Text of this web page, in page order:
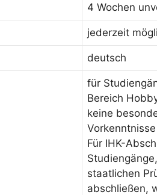
4 Wochen
jederzeit
deutsch
für
Bereich
keine
Für IHK-
staatlichen
abschließen,